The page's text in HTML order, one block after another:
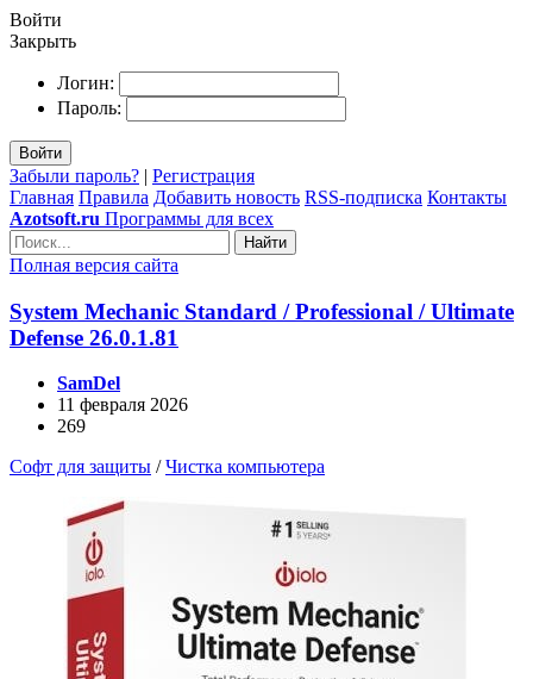
Войти
Закрыть
Логин:
Пароль:
Войти
Забыли пароль? | Регистрация
Главная Правила Добавить новость RSS-подписка Контакты
Azotsoft.ru Программы для всех
Найти
Полная версия сайта
System Mechanic Standard / Professional / Ultimate
Defense 26.0.1.81
SamDel
11 февраля 2026
269
Софт для защиты /Чистка компьютера